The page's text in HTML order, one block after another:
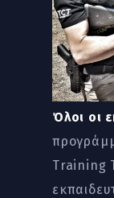
Όλοι οι
Training